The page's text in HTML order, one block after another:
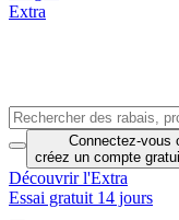
Extra
Connectez-vous
créez un compte
Découvrir l'Extra
Essai gratuit 14 jours